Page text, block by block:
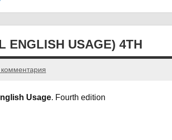
ENGLISH USAGE) 4TH
комментария
Usage. Fourth edition